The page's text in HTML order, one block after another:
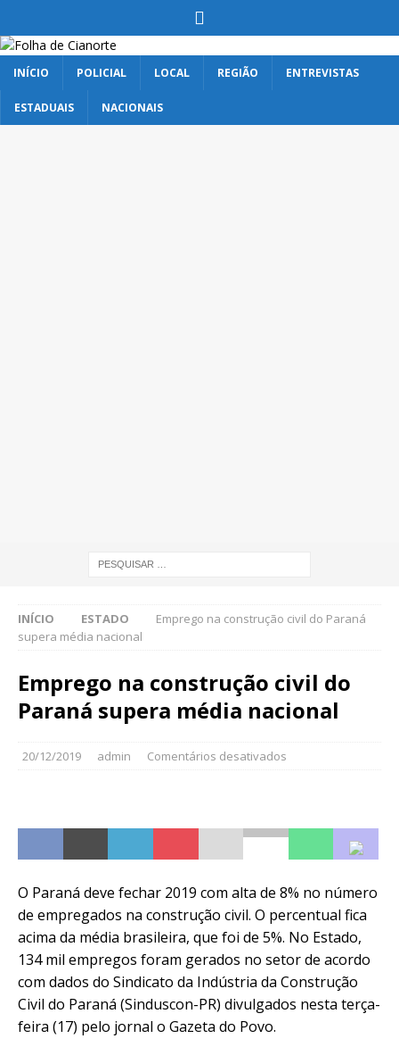
INÍCIO POLICIAL LOCAL REGIÃO ENTREVISTAS
ESTADUAIS NACIONAIS
INÍCIO ESTADO
Emprego na construção civil do Paraná
supera média nacional
Emprego na construção civil do
Paraná supera média nacional
20/12/2019 admin Comentários desativados
O Paraná deve fechar 2019 com alta de 8% no número
de empregados na construção civil. O percentual fica
acima da média brasileira, que foi de 5%. No Estado,
134 mil empregos foram gerados no setor de acordo
com dados do Sindicato da Indústria da Construção
Civil do Paraná (Sinduscon-PR) divulgados nesta terça-
feira (17) pelo jornal o Gazeta do Povo.